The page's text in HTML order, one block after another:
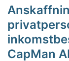
CapMan